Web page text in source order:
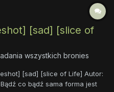
[sad] [slice of
wszystkich bronies
[sad] [slice of Life] Autor:
co bądź sama forma jest